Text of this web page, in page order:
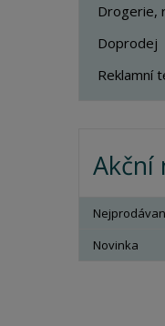
Drogerie,
Doprodej
Reklamní
Akční
Novinka